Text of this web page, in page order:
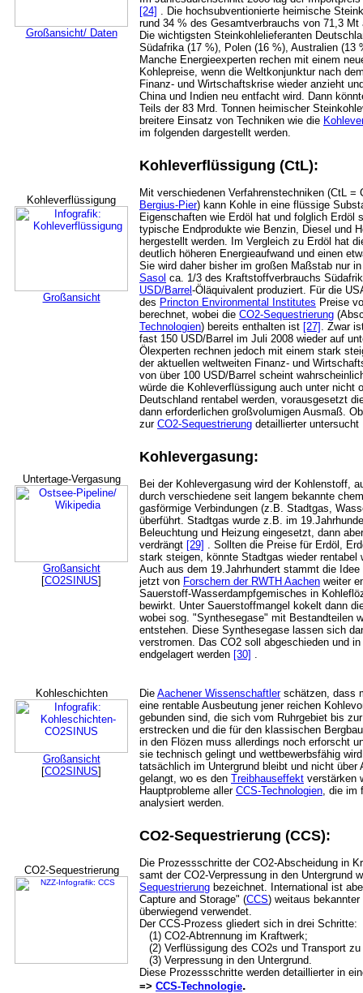
Großansicht/ Daten
[24] . Die hochsubventionierte heimische
rund 34 % des Gesamtverbrauchs von 71,3
Die wichtigsten Steinkohlelieferanten
Südafrika (17 %), Polen (16 %), Australien (13
Manche Energieexperten rechen mit einem
Kohlepreise, wenn die Weltkonjunktur nach
Finanz- und Wirtschaftskrise wieder anzieht
China und Indien neu entfacht wird. Dann
Teils der 83 Mrd. Tonnen heimischer
breitere Einsatz von Techniken wie die
im folgenden dargestellt werden.
Kohleverflüssigung
Großansicht
Kohleverflüssigung (CtL):
Mit verschiedenen Verfahrenstechniken (CtL
Bergius-Pier) kann Kohle in eine flüssige
Eigenschaften wie Erdöl hat und folglich Erdöl
typische Endprodukte wie Benzin, Diesel und
hergestellt werden. Im Vergleich zu Erdöl hat
deutlich höheren Energieaufwand und einen
Sie wird daher bisher im großen Maßstab nur
Sasol ca. 1/3 des Kraftstoffverbrauchs
USD/Barrel -Öläquivalent produziert. Für die
des Princton Environmental Institutes Preise
berechnet, wobei die CO2-Sequestrierung
Technologien) bereits enthalten ist [27] . Zwar
fast 150 USD/Barrel im Juli 2008 wieder auf
Ölexperten rechnen jedoch mit einem stark
der aktuellen weltweiten Finanz- und
von über 100 USD/Barrel scheint
würde die Kohleverflüssigung auch unter nicht
Deutschland rentabel werden, vorausgesetzt
dann erforderlichen großvolumigen Ausmaß.
zur CO2-Sequestrierung detaillierter untersucht
Untertage-Vergasung
Großansicht
[CO2SINUS]
Kohlevergasung:
Bei der Kohlevergasung wird der Kohlenstoff,
durch verschiedene seit langem bekannte
gasförmige Verbindungen (z.B. Stadtgas,
überführt. Stadtgas wurde z.B. im
Beleuchtung und Heizung eingesetzt, dann
verdrängt [29] . Sollten die Preise für Erdöl,
stark steigen, könnte Stadtgas wieder rentabel
Auch aus dem 19.Jahrhundert stammt die
jetzt von Forschern der RWTH Aachen weiter
Sauerstoff-Wasserdampfgemisches in
bewirkt. Unter Sauerstoffmangel kokelt dann
wobei sog. "Synthesegase" mit Bestandteilen
entstehen. Diese Synthesegase lassen sich
verstromen. Das CO2 soll abgeschieden und
endgelagert werden [30] .
Kohleschichten
Großansicht
[CO2SINUS]
Die Aachener Wissenschaftlerschätzen, dass
eine rentable Ausbeutung jener reichen
gebunden sind, die sich vom Ruhrgebiet bis
erstrecken und die für den klassischen
in den Flözen muss allerdings noch erforscht
sie technisch gelingt und wettbewerbsfähig
tatsächlich im Untergrund bleibt und nicht über
gelangt, wo es den Treibhauseffekt verstärken
Hauptprobleme aller CCS-Technologien, die im
analysiert werden.
CO2-Sequestrierung
CO2-Sequestrierung (CCS):
Die Prozessschritte der CO2-Abscheidung in
samt der CO2-Verpressung in den Untergrund
Sequestrierung bezeichnet. International ist
Capture and Storage" (CCS) weitaus
überwiegend verwendet.
Der CCS-Prozess gliedert sich in drei Schritte:
(1) CO2-Abtrennung im Kraftwerk;
(2) Verflüssigung des CO2s und Transport
(3) Verpressung in den Untergrund.
Diese Prozessschritte werden detaillierter in
=> CCS-Technologie.